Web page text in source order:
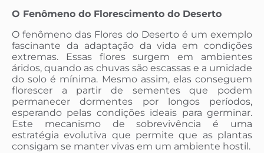
O Fenômeno do Florescimento do Deserto
O fenômeno das Flores do Deserto é um exemplo
fascinante da adaptação da vida em condições
extremas. Essas flores surgem em ambientes
áridos, quando as chuvas são escassas e a umidade
do solo é mínima. Mesmo assim, elas conseguem
florescer a partir de sementes que podem
permanecer dormentes por longos períodos,
esperando pelas condições ideais para germinar.
Este mecanismo de sobrevivência é uma
estratégia evolutiva que permite que as plantas
consigam se manter vivas em um ambiente hostil.